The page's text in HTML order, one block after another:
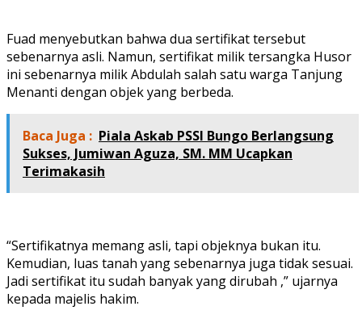
Fuad menyebutkan bahwa dua sertifikat tersebut
sebenarnya asli. Namun, sertifikat milik tersangka Husor
ini sebenarnya milik Abdulah salah satu warga Tanjung
Menanti dengan objek yang berbeda.
Baca Juga : Piala Askab PSSI Bungo Berlangsung
Sukses, Jumiwan Aguza, SM. MM Ucapkan
Terimakasih
“Sertifikatnya memang asli, tapi objeknya bukan itu.
Kemudian, luas tanah yang sebenarnya juga tidak sesuai.
Jadi sertifikat itu sudah banyak yang dirubah ,” ujarnya
kepada majelis hakim.